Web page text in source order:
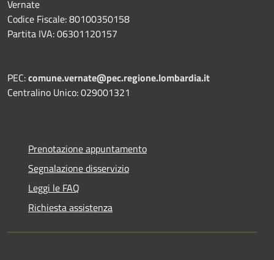
Vernate
Codice Fiscale: 80100350158
Partita IVA: 06301120157
PEC:comune.vernate@pec.regione.lombardia.it
Centralino Unico: 029001321
Prenotazione appuntamento
Segnalazione disservizio
Leggi le FAQ
Richiesta assistenza